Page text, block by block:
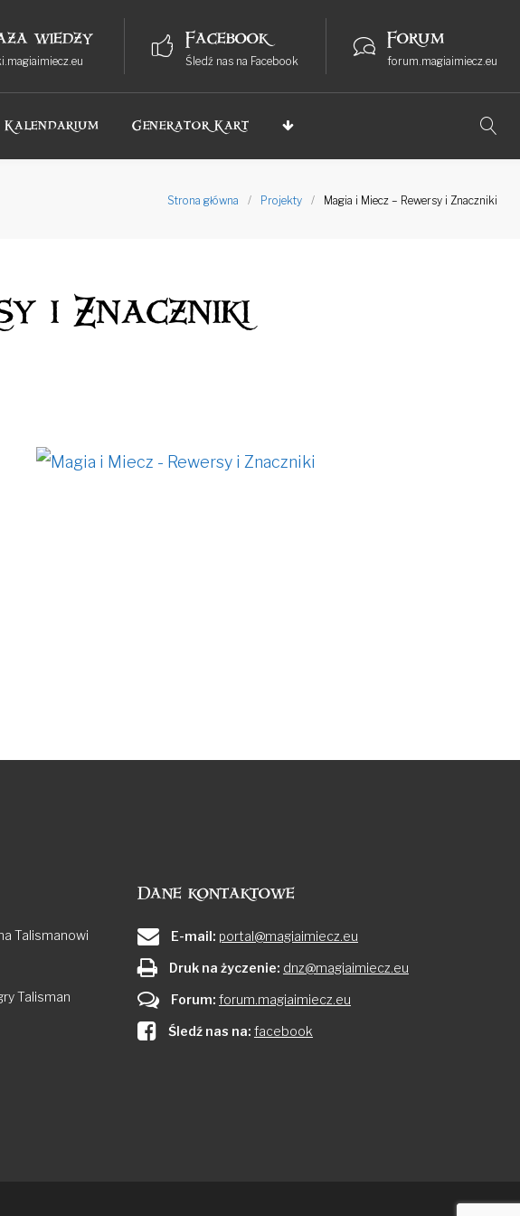
wiedzy Facebook
Śledź nas na Facebook
Forum
forum.magiaimiecz.eu
Kalendarium Generator Kart
Strona główna / Projekty / Magia i Miecz – Rewersy i Znaczniki
i Znaczniki
Talismanowi
Talisman
Dane kontaktowe
E-mail: portal@magiaimiecz.eu
Druk na życzenie: dnz@magiaimiecz.eu
Forum: forum.magiaimiecz.eu
Śledź nas na: facebook